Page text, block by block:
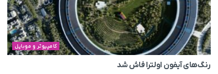
کامپیوتر و موبایل
رنگ‌های آیفون اولترا فاش شد